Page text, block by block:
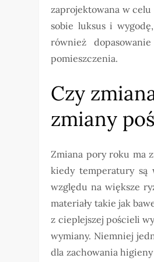
zaprojektowana w
sobie luksus i
również
pomieszczenia.
Czy
zmiany
Zmiana pory roku ma
kiedy temperatury są
względu na większe
materiały takie jak
z cieplejszej pościeli
wymiany. Niemniej
dla zachowania